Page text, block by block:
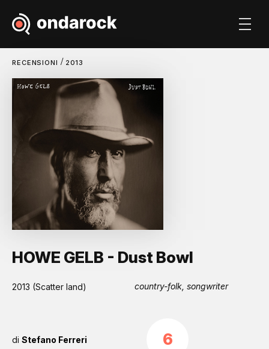
RECENSIONI / 2013
HOWE GELB - Dust Bowl
2013 (Scatter land) country-folk, songwriter
di Stefano Ferreri 6